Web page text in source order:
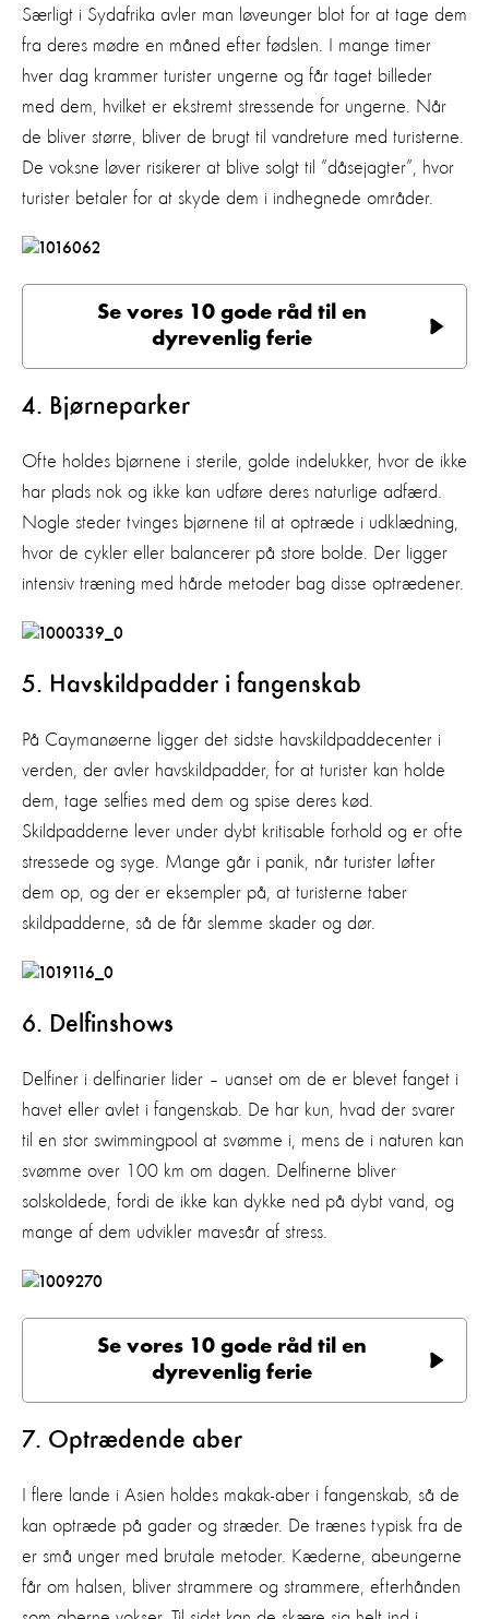
Særligt i Sydafrika avler man løveunger blot for at tage dem
fra deres mødre en måned efter fødslen. I mange timer
hver dag krammer turister ungerne og får taget billeder
med dem, hvilket er ekstremt stressende for ungerne. Når
de bliver større, bliver de brugt til vandreture med turisterne.
De voksne løver risikerer at blive solgt til ”dåsejagter”, hvor
turister betaler for at skyde dem i indhegnede områder.
Se vores 10 gode råd til en
dyrevenlig ferie
4. Bjørneparker
Ofte holdes bjørnene i sterile, golde indelukker, hvor de ikke
har plads nok og ikke kan udføre deres naturlige adfærd.
Nogle steder tvinges bjørnene til at optræde i udklædning,
hvor de cykler eller balancerer på store bolde. Der ligger
intensiv træning med hårde metoder bag disse optrædener.
5. Havskildpadder i fangenskab
På Caymanøerne ligger det sidste havskildpaddecenter i
verden, der avler havskildpadder, for at turister kan holde
dem, tage selfies med dem og spise deres kød.
Skildpadderne lever under dybt kritisable forhold og er ofte
stressede og syge. Mange går i panik, når turister løfter
dem op, og der er eksempler på, at turisterne taber
skildpadderne, så de får slemme skader og dør.
6. Delfinshows
Delfiner i delfinarier lider – uanset om de er blevet fanget i
havet eller avlet i fangenskab. De har kun, hvad der svarer
til en stor swimmingpool at svømme i, mens de i naturen kan
svømme over 100 km om dagen. Delfinerne bliver
solskoldede, fordi de ikke kan dykke ned på dybt vand, og
mange af dem udvikler mavesår af stress.
Se vores 10 gode råd til en
dyrevenlig ferie
7. Optrædende aber
I flere lande i Asien holdes makak-aber i fangenskab, så de
kan optræde på gader og stræder. De trænes typisk fra de
er små unger med brutale metoder. Kæderne, abeungerne
får om halsen, bliver strammere og strammere, efterhånden